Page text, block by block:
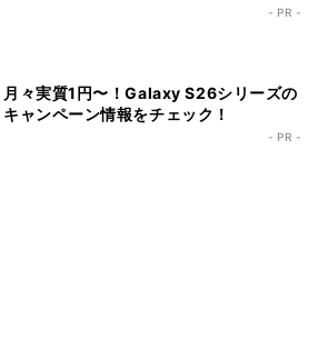
- PR -
月々実質1円〜！Galaxy S26シリーズの
キャンペーン情報をチェック！
- PR -